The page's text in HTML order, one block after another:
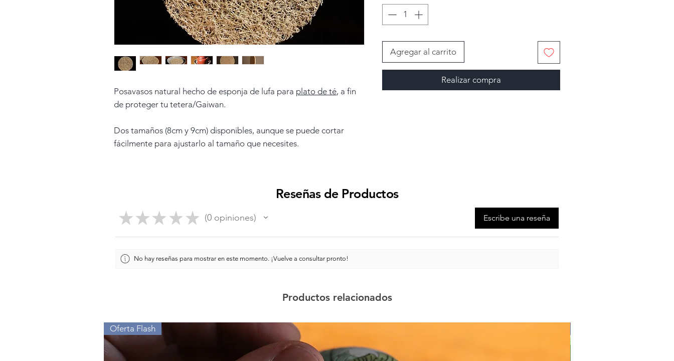
Posavasos natural hecho de esponja de lufa para plato de té, a fin
de proteger tu tetera/Gaiwan.
Dos tamaños (8cm y 9cm) disponibles, aunque se puede cortar
fácilmente para ajustarlo al tamaño que necesites.
Agregar al carrito
Realizar compra
Reseñas de Productos
★ ★ ★ ★ ★ 0 opiniones
0 Escribe una reseña
No hay reseñas para mostrar en este momento. ¡Vuelve a consultar pronto!
Productos relacionados
Oferta Flash